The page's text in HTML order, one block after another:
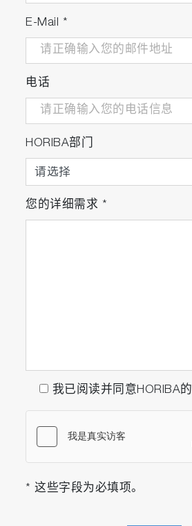
E-Mail *
电话
HORIBA部门
您的详细需求 *
我已阅读并同意HORIBA的
* 这些字段为必填项。